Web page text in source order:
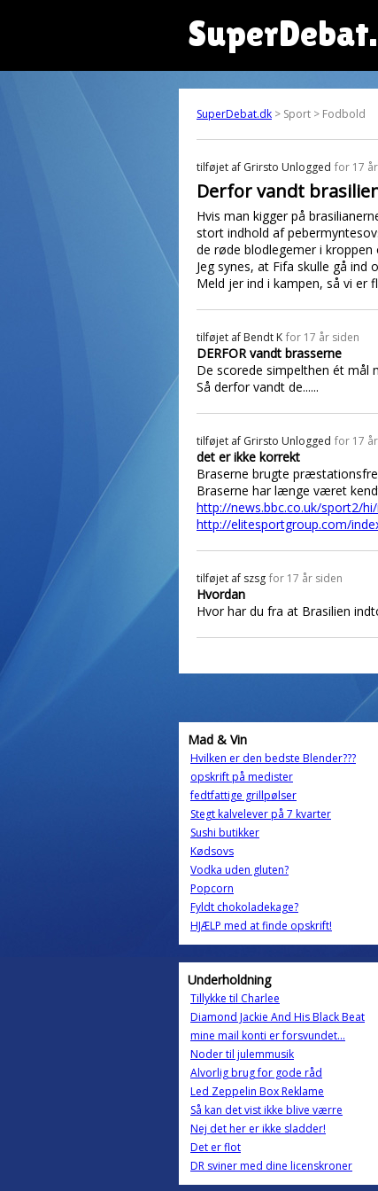
SuperDebat.dk > Sport > Fodbold
tilføjet af Grirsto Unlogged for 17
Derfor vandt
Hvis man kigger på
stort indhold af
de røde blodlegemer i
Jeg synes, at Fifa skulle gå
Meld jer ind i kampen, så vi er
tilføjet af Bendt K for 17 år siden
DERFOR vandt brasserne
De scorede simpelthen ét mål
Så derfor vandt de......
tilføjet af Grirsto Unlogged for 17
det er ikke korrekt
Braserne brugte
Braserne har længe været
http://news.bbc.co.uk/sport2/
http://elitesportgroup.com/
tilføjet af szsg for 17 år siden
Hvordan
Hvor har du fra at Brasilien
Mad & Vin
Hvilken er den bedste Blender???
opskrift på medister
fedtfattige grillpølser
Stegt kalvelever på 7 kvarter
Sushi butikker
Kødsovs
Vodka uden gluten?
Popcorn
Fyldt chokoladekage?
HJÆLP med at finde opskrift!
Underholdning
Tillykke til Charlee
Diamond Jackie And His Black Beat
mine mail konti er forsvundet...
Noder til julemmusik
Alvorlig brug for gode råd
Led Zeppelin Box Reklame
Så kan det vist ikke blive værre
Nej det her er ikke sladder!
Det er flot
DR sviner med dine licenskroner